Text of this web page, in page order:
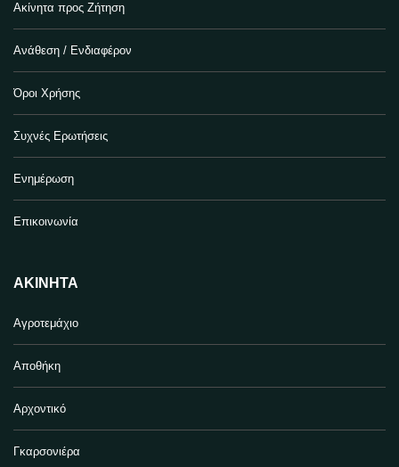
Ακίνητα προς Ζήτηση
Ανάθεση / Ενδιαφέρον
Όροι Χρήσης
Συχνές Ερωτήσεις
Ενημέρωση
Επικοινωνία
ΑΚΊΝΗΤΑ
Αγροτεμάχιο
Αποθήκη
Αρχοντικό
Γκαρσονιέρα